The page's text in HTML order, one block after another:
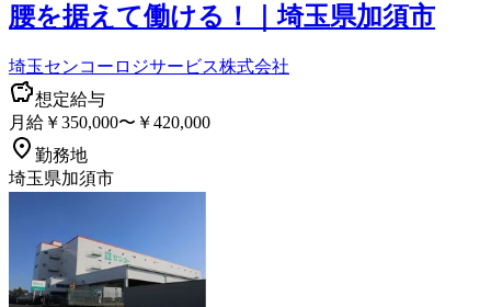
腰を据えて働ける！｜埼玉県加須市
埼玉センコーロジサービス株式会社
想定給与
月給￥350,000〜￥420,000
勤務地
埼玉県加須市